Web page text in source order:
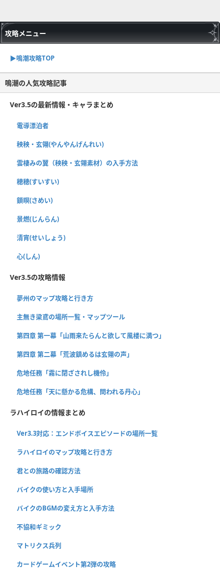
攻略メニュー
▶︎鳴潮攻略TOP
鳴潮の人気攻略記事
Ver3.5の最新情報・キャラまとめ
電導漂泊者
秧秧・玄翎(やんやんげんれい)
雲棲みの翼（秧秧・玄翎素材）の入手方法
穂穂(すいすい)
鎖暝(さめい)
景燃(じんらん)
清宵(せいしょう)
心(しん)
Ver3.5の攻略情報
夢州のマップ攻略と行き方
主無き梁鳶の場所一覧・マップツール
第四章 第一幕「山雨来たらんと欲して風楼に満つ」
第四章 第二幕「荒波鎮めるは玄翎の声」
危地任務「霧に閉ざされし機伶」
危地任務「天に懸かる危構、問われる丹心」
ラハイロイの情報まとめ
Ver3.3対応：エンドボイスエピソードの場所一覧
ラハイロイのマップ攻略と行き方
君との旅路の確認方法
バイクの使い方と入手場所
バイクのBGMの変え方と入手方法
不協和ギミック
マトリクス兵列
カードゲームイベント第2弾の攻略